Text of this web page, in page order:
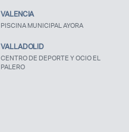
VALENCIA
PISCINA MUNICIPAL AYORA
VALLADOLID
CENTRO DE DEPORTE Y OCIO EL
PALERO